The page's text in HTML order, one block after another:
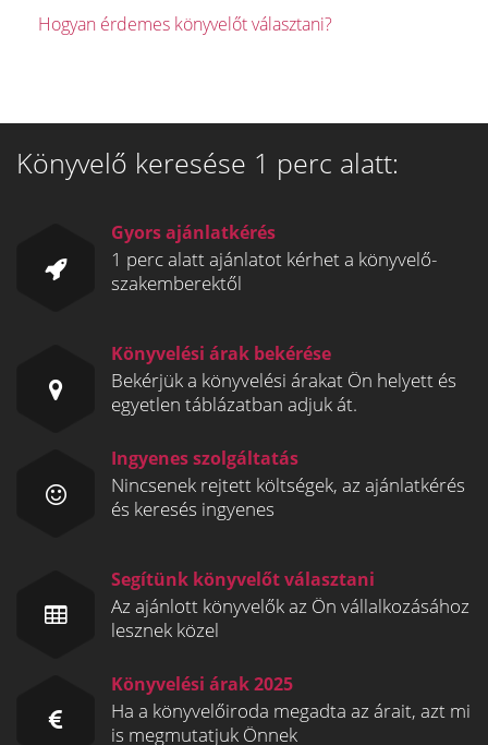
Hogyan érdemes könyvelőt választani?
Könyvelő keresése 1 perc alatt:
Gyors ajánlatkérés
1 perc alatt ajánlatot kérhet a könyvelő-
szakemberektől
Könyvelési árak bekérése
Bekérjük a könyvelési árakat Ön helyett és
egyetlen táblázatban adjuk át.
Ingyenes szolgáltatás
Nincsenek rejtett költségek, az ajánlatkérés
és keresés ingyenes
Segítünk könyvelőt választani
Az ajánlott könyvelők az Ön vállalkozásához
lesznek közel
Könyvelési árak 2025
Ha a könyvelőiroda megadta az árait, azt mi
is megmutatjuk Önnek